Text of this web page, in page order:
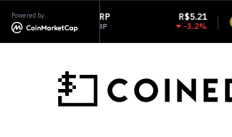
Powered by
XRP R$5.21
XRP -3.2%
Dogecoin
DOGE